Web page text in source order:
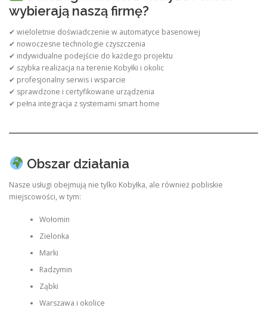
wybierają naszą firmę?
✔ wieloletnie doświadczenie w automatyce basenowej
✔ nowoczesne technologie czyszczenia
✔ indywidualne podejście do każdego projektu
✔ szybka realizacja na terenie Kobyłki i okolic
✔ profesjonalny serwis i wsparcie
✔ sprawdzone i certyfikowane urządzenia
✔ pełna integracja z systemami smart home
Obszar działania
Nasze usługi obejmują nie tylko Kobyłka, ale również pobliskie
miejscowości, w tym:
Wołomin
Zielonka
Marki
Radzymin
Ząbki
Warszawa i okolice